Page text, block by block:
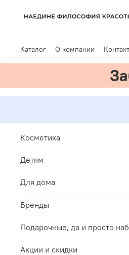
Каталог О компании
Косметика
Детям
Для дома
Бренды
Подарочные, да и просто
Акции и скидки